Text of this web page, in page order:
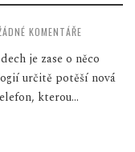
KOMENTÁŘE
je zase o něco
určitě potěší nová
kterou...